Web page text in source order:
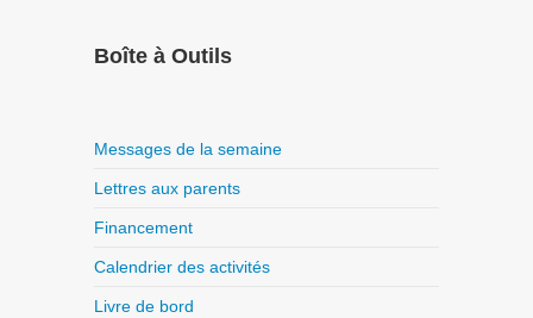
Boîte à Outils
Messages de la semaine
Lettres aux parents
Financement
Calendrier des activités
Livre de bord